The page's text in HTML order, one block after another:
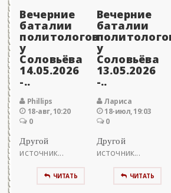
Вечерние
баталии
политологов
у
Соловьёва
14.05.2026
-..
Phillips
18-авг, 10:20
0
Другой
источник...
ЧИТАТЬ
Вечерние
баталии
у
Соловьёва
13.05.2026
-..
Лариса
18-июл, 19:03
0
Другой
источник...
ЧИТАТЬ